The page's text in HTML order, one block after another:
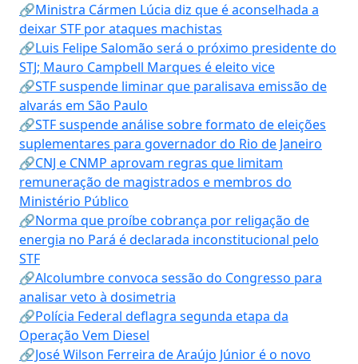
🔗Ministra Cármen Lúcia diz que é aconselhada a
deixar STF por ataques machistas
🔗Luis Felipe Salomão será o próximo presidente do
STJ; Mauro Campbell Marques é eleito vice
🔗STF suspende liminar que paralisava emissão de
alvarás em São Paulo
🔗STF suspende análise sobre formato de eleições
suplementares para governador do Rio de Janeiro
🔗CNJ e CNMP aprovam regras que limitam
remuneração de magistrados e membros do
Ministério Público
🔗Norma que proíbe cobrança por religação de
energia no Pará é declarada inconstitucional pelo
STF
🔗Alcolumbre convoca sessão do Congresso para
analisar veto à dosimetria
🔗Polícia Federal deflagra segunda etapa da
Operação Vem Diesel
🔗José Wilson Ferreira de Araújo Júnior é o novo